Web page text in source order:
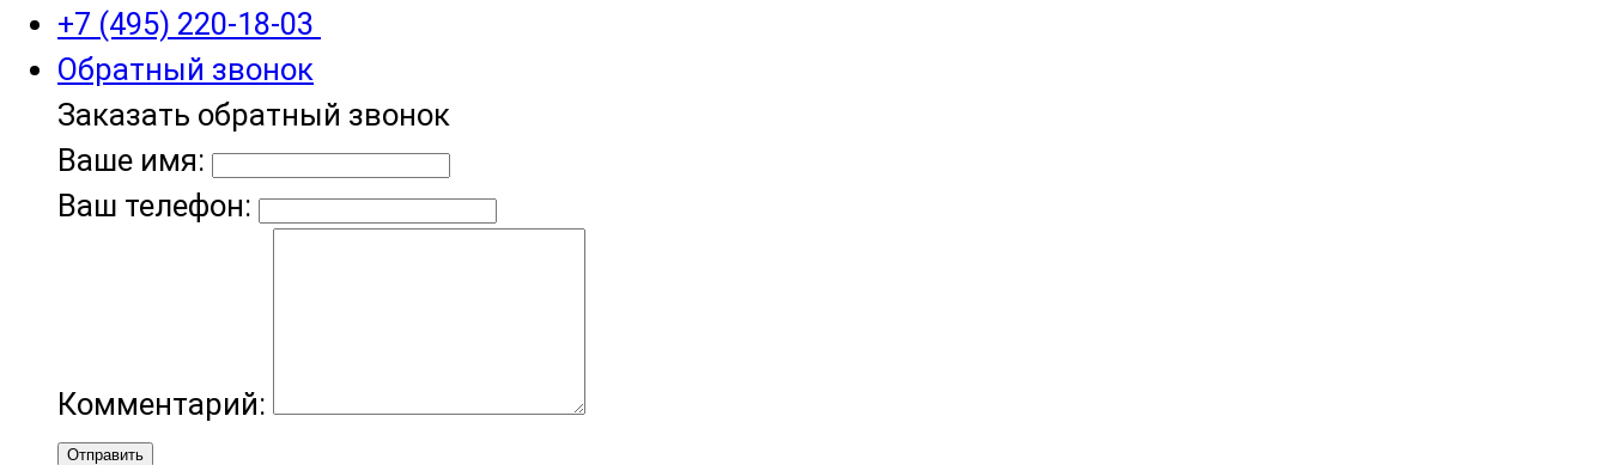
+7 (495) 220-18-03
Обратный звонок
Заказать обратный звонок
Ваше имя:
Ваш телефон:
Комментарий:
Отправить